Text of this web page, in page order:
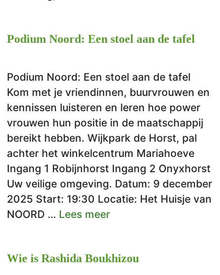
Podium Noord: Een stoel aan de tafel
Podium Noord: Een stoel aan de tafel
Kom met je vriendinnen, buurvrouwen en
kennissen luisteren en leren hoe power
vrouwen hun positie in de maatschappij
bereikt hebben. Wijkpark de Horst, pal
achter het winkelcentrum Mariahoeve
Ingang 1 Robijnhorst Ingang 2 Onyxhorst
Uw veilige omgeving. Datum: 9 december
2025 Start: 19:30 Locatie: Het Huisje van
NOORD … Lees meer
Wie is Rashida Boukhizou